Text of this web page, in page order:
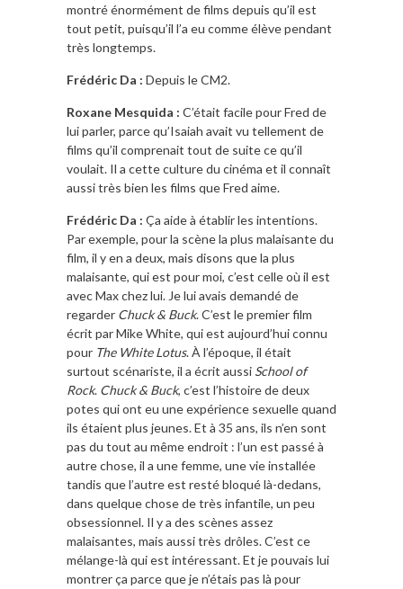
montré énormément de films depuis qu’il est
tout petit, puisqu’il l’a eu comme élève pendant
très longtemps.
Frédéric Da : Depuis le CM2.
Roxane Mesquida : C’était facile pour Fred de
lui parler, parce qu’Isaiah avait vu tellement de
films qu’il comprenait tout de suite ce qu’il
voulait. Il a cette culture du cinéma et il connaît
aussi très bien les films que Fred aime.
Frédéric Da : Ça aide à établir les intentions.
Par exemple, pour la scène la plus malaisante du
film, il y en a deux, mais disons que la plus
malaisante, qui est pour moi, c’est celle où il est
avec Max chez lui. Je lui avais demandé de
regarder Chuck & Buck. C’est le premier film
écrit par Mike White, qui est aujourd’hui connu
pour The White Lotus. À l’époque, il était
surtout scénariste, il a écrit aussi School of
Rock. Chuck & Buck, c’est l’histoire de deux
potes qui ont eu une expérience sexuelle quand
ils étaient plus jeunes. Et à 35 ans, ils n’en sont
pas du tout au même endroit : l’un est passé à
autre chose, il a une femme, une vie installée
tandis que l’autre est resté bloqué là-dedans,
dans quelque chose de très infantile, un peu
obsessionnel. Il y a des scènes assez
malaisantes, mais aussi très drôles. C’est ce
mélange-là qui est intéressant. Et je pouvais lui
montrer ça parce que je n’étais pas là pour